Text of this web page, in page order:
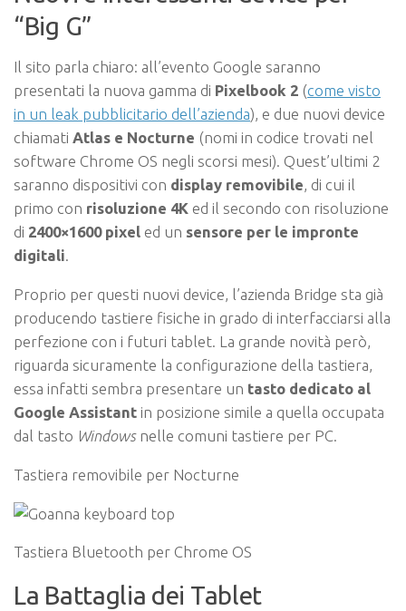
“Big G”
Il sito parla chiaro: all’evento Google saranno
presentati la nuova gamma di Pixelbook 2 (come visto
in un leak pubblicitario dell’azienda), e due nuovi device
chiamati Atlas e Nocturne (nomi in codice trovati nel
software Chrome OS negli scorsi mesi). Quest’ultimi 2
saranno dispositivi con display removibile, di cui il
primo con risoluzione 4K ed il secondo con risoluzione
di 2400×1600 pixel ed un sensore per le impronte
digitali.
Proprio per questi nuovi device, l’azienda Bridge sta già
producendo tastiere fisiche in grado di interfacciarsi alla
perfezione con i futuri tablet. La grande novità però,
riguarda sicuramente la configurazione della tastiera,
essa infatti sembra presentare un tasto dedicato al
Google Assistant in posizione simile a quella occupata
dal tasto Windowsnelle comuni tastiere per PC.
Tastiera removibile per Nocturne
Tastiera Bluetooth per Chrome OS
La Battaglia dei Tablet